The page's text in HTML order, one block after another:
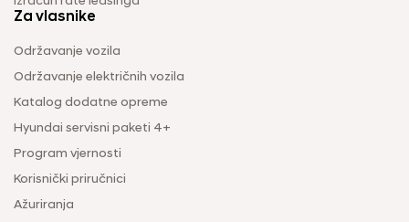
Za vlasnike
Održavanje vozila
Održavanje električnih vozila
Katalog dodatne opreme
Hyundai servisni paketi 4+
Program vjernosti
Korisnički priručnici
Ažuriranja